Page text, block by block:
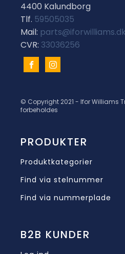
4400 Kalundborg
Tlf. 59505035
Mail: parts@iforwilliams.dk
CVR: 33036256
© Copyright 2021 - Ifor Williams
forbeholdes
PRODUKTER
Produktkategorier
Find via stelnummer
Find via nummerplade
B2B KUNDER